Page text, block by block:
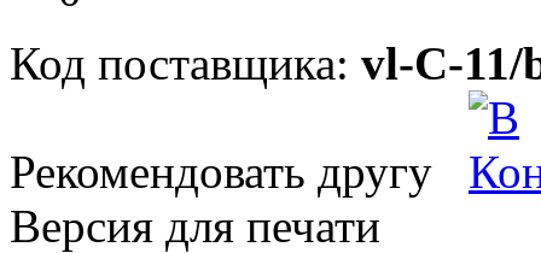
Код поставщика: vl-C-11/
Рекомендовать другу
Версия для печати